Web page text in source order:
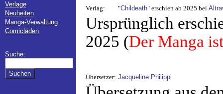
Verlage
Neuheiten
Manga-Verwaltung
Comicläden
Suche:
Verlag: "Childeath" erschien ab 2025 bei
Ursprünglich
2025 (Der Manga
Übersetzer: Jacqueline Philippi